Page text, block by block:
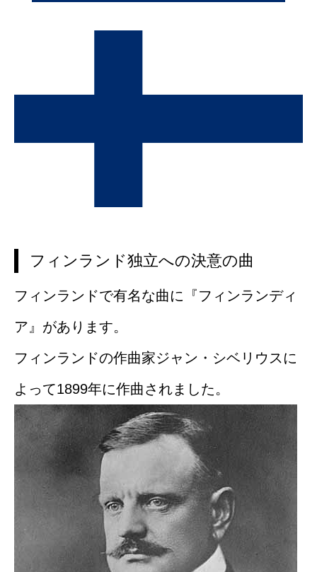
フィンランド独立への決意の曲
フィンランドで有名な曲に『フィンランディ
ア』があります。
フィンランドの作曲家ジャン・シベリウスに
よって1899年に作曲されました。